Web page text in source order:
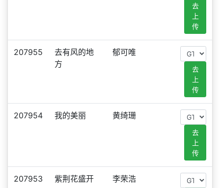
去
上
传
207955
去有风的地
方
郁可唯
去
上
传
207954 我的美丽 黄绮珊
去
上
传
207953 紫荆花盛开 李荣浩